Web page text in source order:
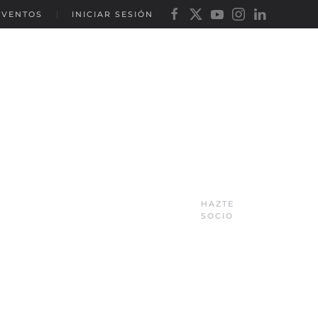
INICIAR SESIÓN
HAZTE
SOCIO